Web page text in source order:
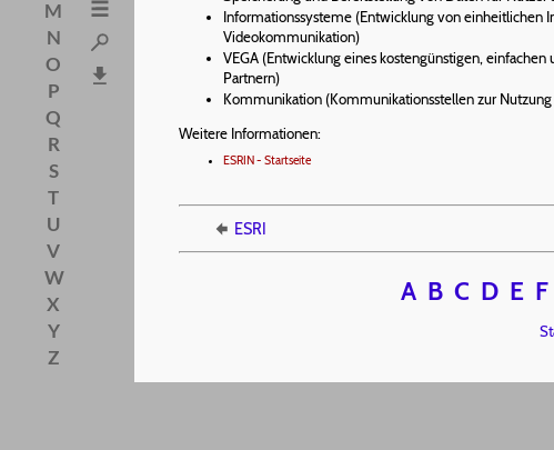
M
N
O
P
Q
R
S
T
U
V
W
X
Y
Z
Informationssysteme (Entwicklung von einheitlichen
Videokommunikation)
VEGA (Entwicklung eines kostengünstigen,
Partnern)
Kommunikation (Kommunikationsstellen zur
Weitere Informationen:
ESRIN - Startseite
ESRI
A B C D E F